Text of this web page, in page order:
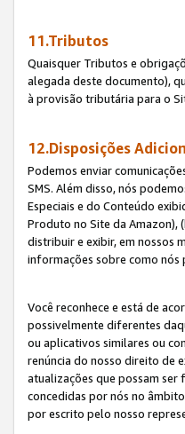
11.Tributos
Quaisquer Tributos e
alegada deste documento),
à provisão tributária para o
12.Disposições
Podemos enviar
SMS. Além disso, nós
Especiais e do Conteúdo
Produto no Site da Amazon),
distribuir e exibir, em nossos
informações sobre como nós
Você reconhece e está de
possivelmente diferentes
ou aplicativos similares ou
renúncia do nosso direito de
atualizações que possam ser
concedidas por nós no
por escrito pelo nosso